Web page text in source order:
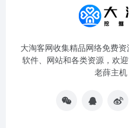
大淘客网收集精品网络免费资
软件、网站和各类资源，欢
老薛主机